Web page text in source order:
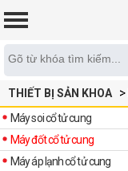
THIẾT BỊ SẢN KHOA
Máy soi cổ tử cung
Máy đốt cổ tử cung
Máy áp lạnh cổ tử cung